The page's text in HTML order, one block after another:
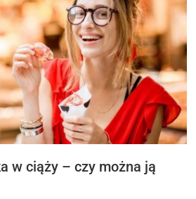
w ciąży – czy można ją